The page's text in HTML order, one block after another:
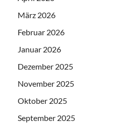
März 2026
Februar 2026
Januar 2026
Dezember 2025
November 2025
Oktober 2025
September 2025